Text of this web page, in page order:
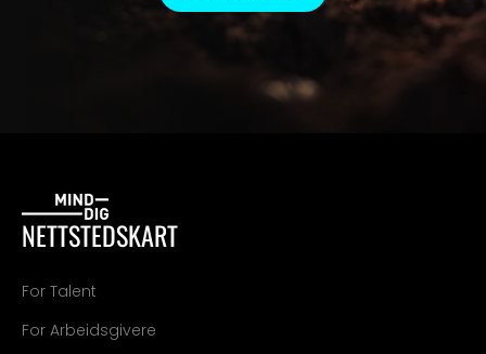
NETTSTEDSKART
For Talent
For Arbeidsgivere